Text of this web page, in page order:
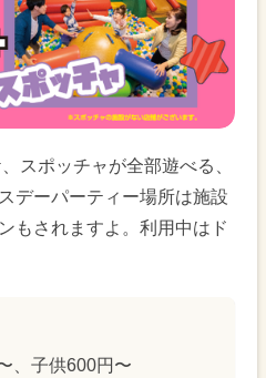
スポッチャが全部遊べる、
デーパーティー場所は施設
もされますよ。利用中はド
、子供600円〜